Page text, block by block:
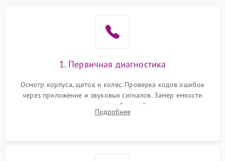
1. Первичная диагностика
Осмотр корпуса, щеток и колес. Проверка кодов ошибок
через приложение и звуковых сигналов. Замер емкости
аккумулятора и тестирование базовой станции зарядки.
Оценка работы лидара, бампера и датчиков падения для
Подробнее